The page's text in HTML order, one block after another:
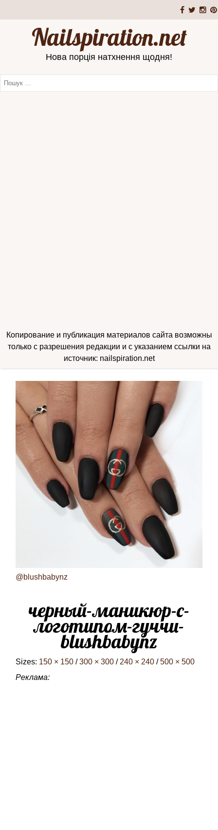
Nailspiration.net
Нова порція натхнення щодня!
Копирование и публикация материалов сайта возможны
только с разрешения редакции и с указанием ссылки на
источник: nailspiration.net
@blushbabynz
черный-маникюр-с-
логотипом-гуччи-
blushbabynz
Sizes: 150 × 150 / 300 × 300 / 240 × 240 / 500 × 500
Реклама: